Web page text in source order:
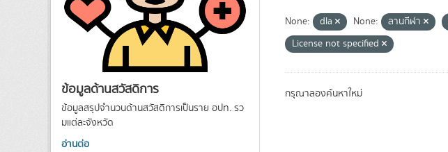
ข้อมูลด้านสวัสดิการ
ข้อมูลสรุปจำนวนด้านสวัสดิการเป็นราย อปท. รว
มแต่ละจังหวัด
อ่านต่อ
None: dla None: ลานกีฬา
License not specified
กรุณาลองค้นหาใหม่